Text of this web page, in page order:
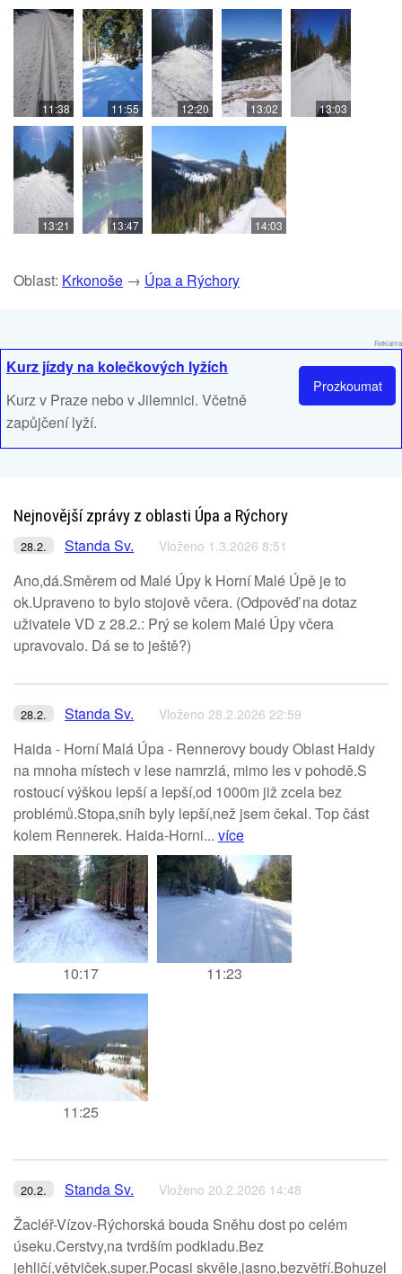
11:38 11:55 12:20 13:02 13:03
13:21 13:47 14:03
Oblast: Krkonoše → Úpa a Rýchory
Reklama
Prozkoumat
Kurz jízdy na kolečkových lyžích
Kurz v Praze nebo v Jilemnici. Včetně
zapůjčení lyží.
Nejnovější zprávy z oblasti Úpa a Rýchory
28.2. Standa Sv. Vloženo 1.3.2026 8:51
Ano,dá.Směrem od Malé Úpy k Horní Malé Úpě je to
ok.Upraveno to bylo stojově včera. (Odpověď na dotaz
uživatele VD z 28.2.: Prý se kolem Malé Úpy včera
upravovalo. Dá se to ještě?)
28.2. Standa Sv. Vloženo 28.2.2026 22:59
Haida - Horní Malá Úpa - Rennerovy boudy Oblast Haidy
na mnoha místech v lese namrzlá, mimo les v pohodě.S
rostoucí výškou lepší a lepší,od 1000m již zcela bez
problémů.Stopa,sníh byly lepší,než jsem čekal. Top část
kolem Rennerek. Haida-Horni... více
10:17 11:23
11:25
20.2. Standa Sv. Vloženo 20.2.2026 14:48
Žacléř-Vízov-Rýchorská bouda Sněhu dost po celém
úseku.Cerstvy,na tvrdším podkladu.Bez
jehličí,větviček,super.Pocasi skvěle,jasno,bezvětří.Bohuzel